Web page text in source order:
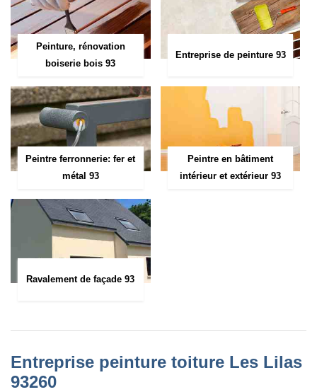
Peinture, rénovation
boiserie bois 93
Entreprise de peinture 93
Peintre ferronnerie: fer et
métal 93
Peintre en bâtiment
intérieur et extérieur 93
Ravalement de façade 93
Entreprise peinture toiture Les Lilas
93260